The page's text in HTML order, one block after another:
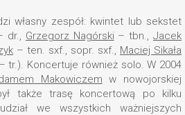
własny zespół: kwintet lub sekstet
dr., Grzegorz Nagórski – tbn.,Jacek
– ten. sxf., sopr. sxf., Maciej Sikała
tr.). Koncertuje również solo. W 2004
Makowiczem w nowojorskiej
także trasę koncertową po kilku
we wszystkich ważniejszych